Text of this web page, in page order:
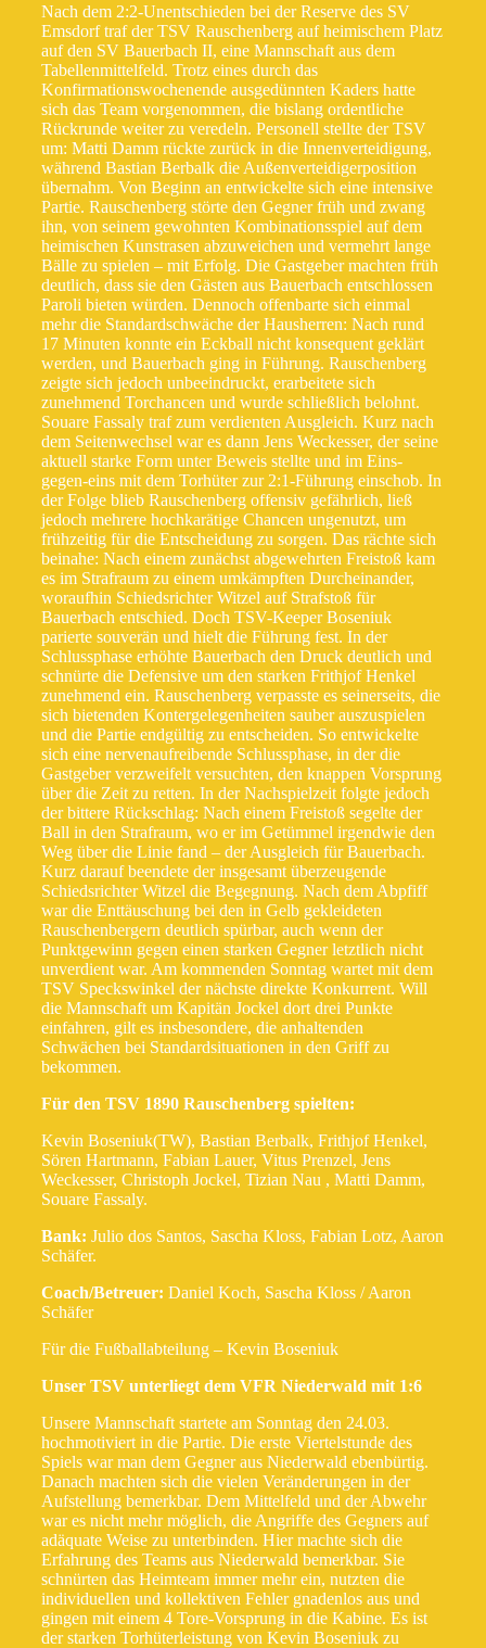
Nach dem 2:2-Unentschieden bei der Reserve des SV
Emsdorf traf der TSV Rauschenberg auf heimischem Platz
auf den SV Bauerbach II, eine Mannschaft aus dem
Tabellenmittelfeld. Trotz eines durch das
Konfirmationswochenende ausgedünnten Kaders hatte
sich das Team vorgenommen, die bislang ordentliche
Rückrunde weiter zu veredeln. Personell stellte der TSV
um: Matti Damm rückte zurück in die Innenverteidigung,
während Bastian Berbalk die Außenverteidigerposition
übernahm. Von Beginn an entwickelte sich eine intensive
Partie. Rauschenberg störte den Gegner früh und zwang
ihn, von seinem gewohnten Kombinationsspiel auf dem
heimischen Kunstrasen abzuweichen und vermehrt lange
Bälle zu spielen – mit Erfolg. Die Gastgeber machten früh
deutlich, dass sie den Gästen aus Bauerbach entschlossen
Paroli bieten würden. Dennoch offenbarte sich einmal
mehr die Standardschwäche der Hausherren: Nach rund
17 Minuten konnte ein Eckball nicht konsequent geklärt
werden, und Bauerbach ging in Führung. Rauschenberg
zeigte sich jedoch unbeeindruckt, erarbeitete sich
zunehmend Torchancen und wurde schließlich belohnt.
Souare Fassaly traf zum verdienten Ausgleich. Kurz nach
dem Seitenwechsel war es dann Jens Weckesser, der seine
aktuell starke Form unter Beweis stellte und im Eins-
gegen-eins mit dem Torhüter zur 2:1-Führung einschob. In
der Folge blieb Rauschenberg offensiv gefährlich, ließ
jedoch mehrere hochkarätige Chancen ungenutzt, um
frühzeitig für die Entscheidung zu sorgen. Das rächte sich
beinahe: Nach einem zunächst abgewehrten Freistoß kam
es im Strafraum zu einem umkämpften Durcheinander,
woraufhin Schiedsrichter Witzel auf Strafstoß für
Bauerbach entschied. Doch TSV-Keeper Boseniuk
parierte souverän und hielt die Führung fest. In der
Schlussphase erhöhte Bauerbach den Druck deutlich und
schnürte die Defensive um den starken Frithjof Henkel
zunehmend ein. Rauschenberg verpasste es seinerseits, die
sich bietenden Kontergelegenheiten sauber auszuspielen
und die Partie endgültig zu entscheiden. So entwickelte
sich eine nervenaufreibende Schlussphase, in der die
Gastgeber verzweifelt versuchten, den knappen Vorsprung
über die Zeit zu retten. In der Nachspielzeit folgte jedoch
der bittere Rückschlag: Nach einem Freistoß segelte der
Ball in den Strafraum, wo er im Getümmel irgendwie den
Weg über die Linie fand – der Ausgleich für Bauerbach.
Kurz darauf beendete der insgesamt überzeugende
Schiedsrichter Witzel die Begegnung. Nach dem Abpfiff
war die Enttäuschung bei den in Gelb gekleideten
Rauschenbergern deutlich spürbar, auch wenn der
Punktgewinn gegen einen starken Gegner letztlich nicht
unverdient war. Am kommenden Sonntag wartet mit dem
TSV Speckswinkel der nächste direkte Konkurrent. Will
die Mannschaft um Kapitän Jockel dort drei Punkte
einfahren, gilt es insbesondere, die anhaltenden
Schwächen bei Standardsituationen in den Griff zu
bekommen.
Für den TSV 1890 Rauschenberg spielten:
Kevin Boseniuk(TW), Bastian Berbalk, Frithjof Henkel,
Sören Hartmann, Fabian Lauer, Vitus Prenzel, Jens
Weckesser, Christoph Jockel, Tizian Nau , Matti Damm,
Souare Fassaly.
Bank: Julio dos Santos, Sascha Kloss, Fabian Lotz, Aaron
Schäfer.
Coach/Betreuer: Daniel Koch, Sascha Kloss / Aaron
Schäfer
Für die Fußballabteilung – Kevin Boseniuk
Unser TSV unterliegt dem VFR Niederwald mit 1:6
Unsere Mannschaft startete am Sonntag den 24.03.
hochmotiviert in die Partie. Die erste Viertelstunde des
Spiels war man dem Gegner aus Niederwald ebenbürtig.
Danach machten sich die vielen Veränderungen in der
Aufstellung bemerkbar. Dem Mittelfeld und der Abwehr
war es nicht mehr möglich, die Angriffe des Gegners auf
adäquate Weise zu unterbinden. Hier machte sich die
Erfahrung des Teams aus Niederwald bemerkbar. Sie
schnürten das Heimteam immer mehr ein, nutzten die
individuellen und kollektiven Fehler gnadenlos aus und
gingen mit einem 4 Tore-Vorsprung in die Kabine. Es ist
der starken Torhüterleistung von Kevin Boseniuk zu